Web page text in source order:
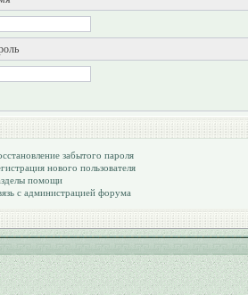
забытого пароля
нового пользователя
помощи
с администрацией форума